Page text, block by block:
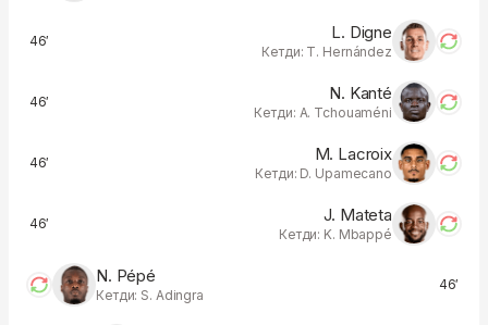
46′ L. Digne
Кетди: T. Hernández
46′ N. Kanté
Кетди: A. Tchouaméni
46′ M. Lacroix
Кетди: D. Upamecano
46′ J. Mateta
Кетди: K. Mbappé
46′
N. Pépé
Кетди: S. Adingra